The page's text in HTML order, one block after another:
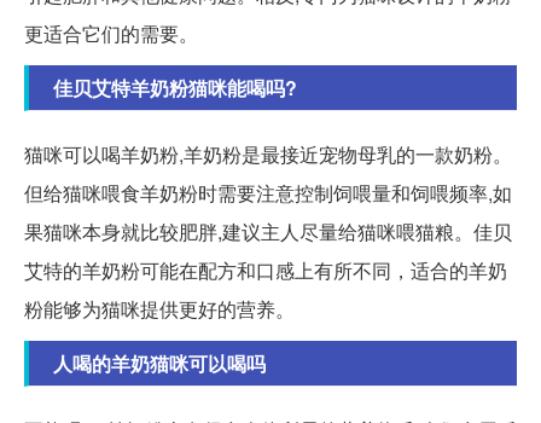
更适合它们的需要。
佳贝艾特羊奶粉猫咪能喝吗?
猫咪可以喝羊奶粉,羊奶粉是最接近宠物母乳的一款奶粉。
但给猫咪喂食羊奶粉时需要注意控制饲喂量和饲喂频率,如
果猫咪本身就比较肥胖,建议主人尽量给猫咪喂猫粮。佳贝
艾特的羊奶粉可能在配方和口感上有所不同，适合的羊奶
粉能够为猫咪提供更好的营养。
人喝的羊奶猫咪可以喝吗